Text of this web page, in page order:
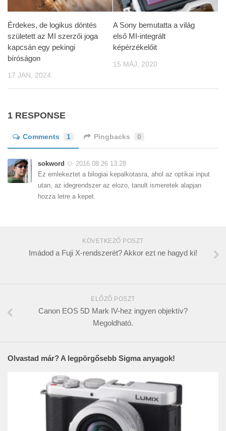
Érdekes, de logikus döntés
született az MI szerzői joga
kapcsán egy pekingi
bíróságon
17 JAN, 2024
A Sony bemutatta a világ
első MI-integrált
képérzékelőit
15 MÁJ, 2020
1 RESPONSE
Comments 1 Pingbacks 0
sokword
2016.08.26 13:28
Ez emlekeztet a bilogiai kepalkotasra, ahol az optikai input
utan, az idegrendszer az elozo, tanult ismeretek alapjan
hozza letre a kepet.
KÖVETKEZŐ POSZT
Imádod a Fuji X-rendszerét? Akkor ezt ne hagyd ki!
ELŐZŐ POSZT
Canon EOS 5D Mark IV-hez ingyen objektív?
Megoldható.
Olvastad már? A legpörgősebb Sigma anyagok!